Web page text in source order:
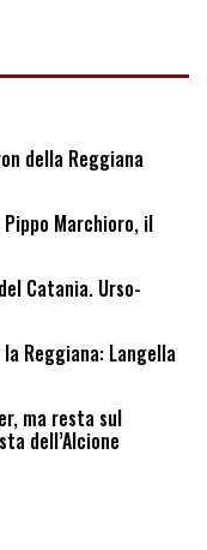
della Reggiana
Marchioro, il
Catania. Urso-
Reggiana: Langella
ma resta sul
dell’Alcione